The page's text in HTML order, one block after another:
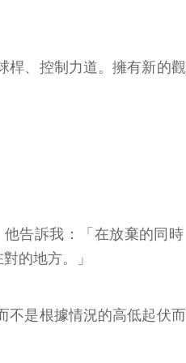
、控制力道。擁有新的
告訴我：「在放棄的同
的地方。」
是根據情況的高低起伏